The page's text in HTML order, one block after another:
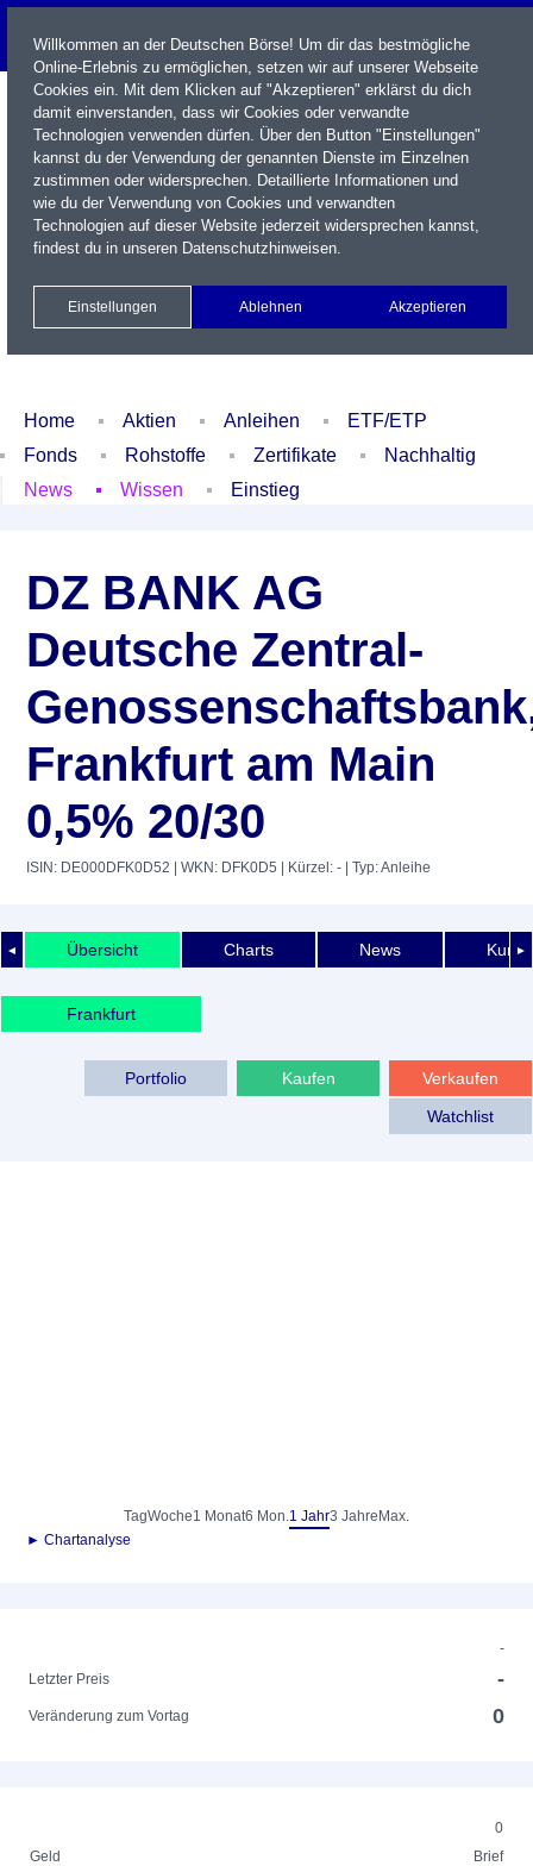
Name / WKN / ISIN / Kürzel
Newsletter Kontakt
Xetra Realtime
Watchlist Portfolio Login
Home Aktien Anleihen
ETF/ETP
Fonds
Rohstoffe Zertifikate
Nachhaltig
News
Wissen Einstieg
DZ BANK AG
Deutsche Zentral-
Frankfurt am Main
0,5% 20/30
ISIN: DE000DFK0D52 | WKN: DFK0D5 | Kürzel: - | Typ: Anleihe
◄ ►
Übersicht Charts News
Frankfurt
Verkaufen
Kaufen
Portfolio
Watchlist
TagWoche1 Monat6 Mon.1 Jahr3 Jahre Max.
► Chartanalyse
-
Letzter Preis
-
Veränderung zum Vortag 0
0
Geld
Brief
Willkommen an der Deutschen Börse! Um dir das bestmögliche
Online-Erlebnis zu ermöglichen, setzen wir auf unserer Webseite
Cookies ein. Mit dem Klicken auf "Akzeptieren" erklärst du dich
damit einverstanden, dass wir Cookies oder verwandte
Technologien verwenden dürfen. Über den Button "Einstellungen"
kannst du der Verwendung der genannten Dienste im Einzelnen
zustimmen oder widersprechen. Detaillierte Informationen und
wie du der Verwendung von Cookies und verwandten
Technologien auf dieser Website jederzeit widersprechen kannst,
findest du in unseren Datenschutzhinweisen.
Einstellungen Ablehnen Akzeptieren